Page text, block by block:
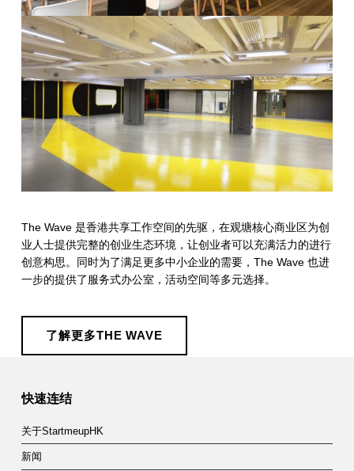
The Wave 是香港共享工作空间的先驱，在观塘核心商业区为创
业人士提供完整的创业生态环境，让创业者可以充满活力的进行
创意构思。同时为了满足更多中小企业的需要，The Wave 也进
一步的提供了服务式办公室，活动空间等多元选择。
了解更多THE WAVE
Skip back to main navigation
快速连结
关于StartmeupHK
新闻